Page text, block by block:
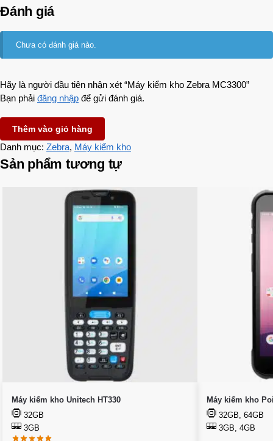
Đánh giá
Chưa có đánh giá nào.
Hãy là người đầu tiên nhận xét “Máy kiểm kho Zebra MC3300”
Bạn phải đăng nhập để gửi đánh giá.
Thêm vào giỏ hàng
Danh mục: Zebra, Máy kiểm kho
Sản phẩm tương tự
Máy kiểm kho Unitech HT330
32GB
3GB
Máy kiểm kho
32GB, 64GB
3GB, 4GB